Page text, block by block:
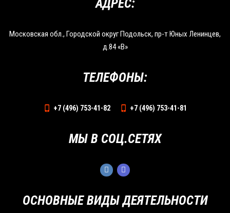
ОСНОВНЫЕ ВИДЫ ДЕЯТЕЛЬНОСТИ
АДРЕС:
Московская обл., Городской округ Подольск, пр-т Юных Ленинцев,
д.84 «В»
ТЕЛЕФОНЫ:
+7 (496) 753-41-82 +7 (496) 753-41-81
МЫ В СОЦ.СЕТЯХ